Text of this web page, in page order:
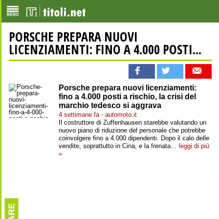
PORSCHE PREPARA NUOVI
LICENZIAMENTI: FINO A 4.000 POSTI...
Porsche prepara nuovi licenziamenti:
fino a 4.000 posti a rischio, la crisi del
marchio tedesco si aggrava
4 settimane fa - automoto.it
Il costruttore di Zuffenhausen starebbe valutando un
nuovo piano di riduzione del personale che potrebbe
coinvolgere fino a 4.000 dipendenti. Dopo il calo delle
vendite, soprattutto in Cina, e la frenata... leggi di più
»